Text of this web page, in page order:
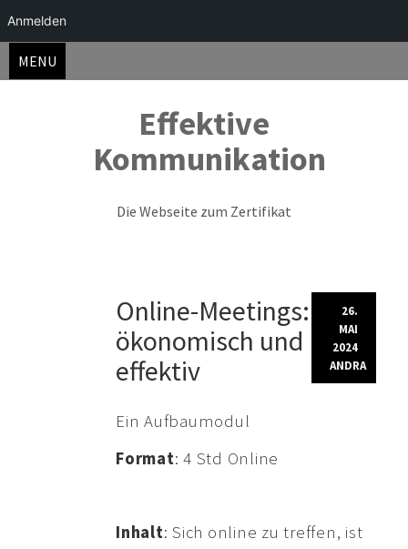
MENU
Effektive
Kommunikation
Die Webseite zum Zertifikat
content
Online-Meetings:
ökonomisch und
effektiv
26.
MAI
2024
ANDRA
Ein Aufbaumodul
Format: 4 Std Online
Inhalt: Sich online zu treffen, ist
Anmelden